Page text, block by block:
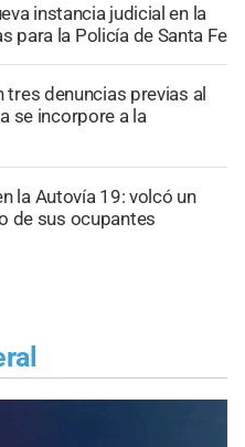
instancia judicial en la
para la Policía de Santa Fe
tres denuncias previas al
se incorpore a la
la Autovía 19: volcó un
de sus ocupantes